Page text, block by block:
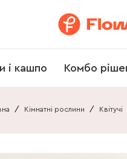
і кашпо Комбо
/ Кімнатні рослини / Квітучі